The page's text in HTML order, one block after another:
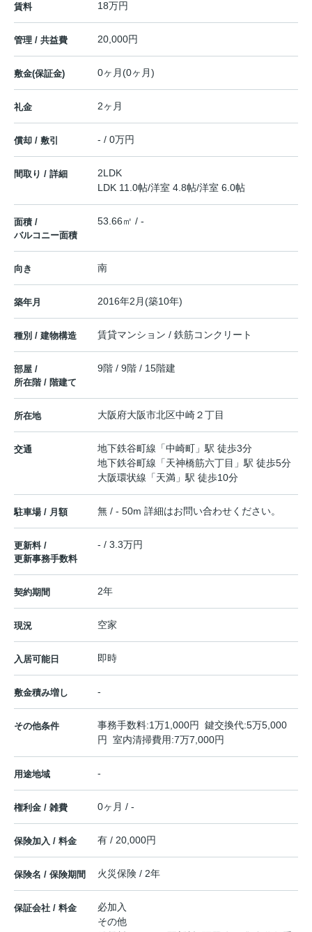
賃料 18万円
管理 / 共益費 20,000円
敷金(保証金) 0ヶ月(0ヶ月)
礼金 2ヶ月
償却 / 敷引 - / 0万円
間取り / 詳細
2LDK
LDK 11.0帖/洋室 4.8帖/洋室 6.0帖
面積 /
バルコニー面積
53.66㎡ / -
向き 南
築年月 2016年2月(築10年)
種別 / 建物構造 賃貸マンション / 鉄筋コンクリート
部屋 /
所在階 / 階建て
9階 / 9階 / 15階建
所在地 大阪府大阪市北区中崎２丁目
交通 地下鉄谷町線 「中崎町 」駅 徒歩3分
地下鉄谷町線 「天神橋筋六丁目 」駅 徒歩5分
大阪環状線 「天満 」駅 徒歩10分
駐車場 / 月額 無 / - 50m 詳細はお問い合わせください。
更新料 /
更新事務手数料
- / 3.3万円
契約期間 2年
現況 空家
入居可能日 即時
敷金積み増し -
その他条件
事務手数料:1万1,000円 鍵交換代:5万5,000
円 室内清掃費用:7万7,000円
用途地域 -
権利金 / 雑費 0ヶ月 / -
保険加入 / 料金 有 / 20,000円
保険名 / 保険期間 火災保険 / 2年
保証会社 / 料金
必加入
その他